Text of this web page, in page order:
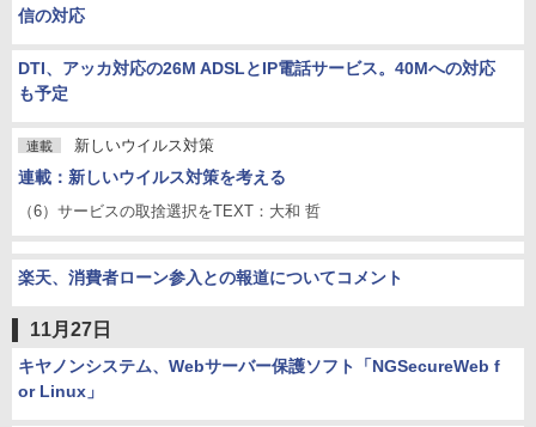
信の対応
DTI、アッカ対応の26M ADSLとIP電話サービス。40Mへの対応
も予定
連載 新しいウイルス対策
連載：新しいウイルス対策を考える
（6）サービスの取捨選択をTEXT：大和 哲
楽天、消費者ローン参入との報道についてコメント
11月27日
キヤノンシステム、Webサーバー保護ソフト「NGSecureWeb f
or Linux」